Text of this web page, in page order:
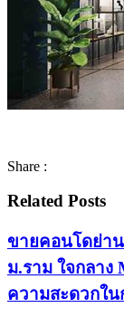
Share :
Related Posts
ขายคอนโดย่า
ม.ราม ใจกลาง
ความสะดวกใน